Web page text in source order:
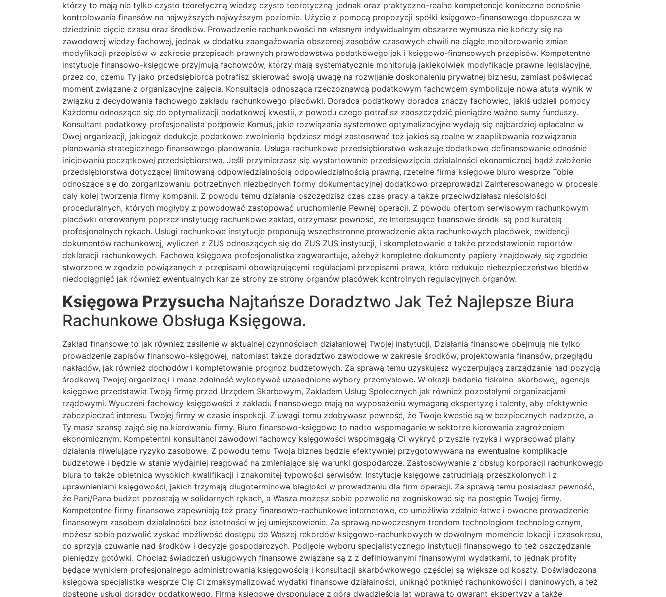
którzy to mają nie tylko czysto teoretyczną wiedzę czysto teoretyczną, jednak oraz praktyczno-realne kompetencje konieczne odnośnie
kontrolowania finansów na najwyższych najwyższym poziomie. Użycie z pomocą propozycji spółki księgowo-finansowego dopuszcza w
dziedzinie cięcie czasu oraz środków. Prowadzenie rachunkowości na własnym indywidualnym obszarze wymusza nie kończy się na
zawodowej wiedzy fachowej, jednak w dodatku zaangażowania obszernej zasobów czasowych chwili na ciągłe monitorowanie zmian
modyfikacji przepisów w zakresie przepisach prawnych prawodawstwa podatkowego jak i księgowo-finansowych przepisów. Kompetentne
instytucje finansowo-księgowe przyjmują fachowców, którzy mają systematycznie monitorują jakiekolwiek modyfikacje prawne legislacyjne,
przez co, czemu Ty jako przedsiębiorca potrafisz skierować swoją uwagę na rozwijanie doskonaleniu prywatnej biznesu, zamiast poświęcać
moment związane z organizacyjne zajęcia. Konsultacja odnosząca rzeczoznawcą podatkowym fachowcem symbolizuje nowa atuta wynik w
związku z decydowania fachowego zakładu rachunkowego placówki. Doradca podatkowy doradca znaczy fachowiec, jakiś udzieli pomocy
Każdemu odnoszące się do optymalizacji podatkowej kwestii, z powodu czego potrafisz zaoszczędzić pieniądze ważne sumy funduszy.
Konsultant podatkowy profesjonalista podpowie Komuś, jakie rozwiązania systemowe optymalizacyjne wydają się najbardziej opłacalne w
Owej organizacji, jakiegoż dedukcje podatkowe zwolnienia będziesz mógł zastosować też jakieś są realne w zaaplikowania rozwiązania
planowania strategicznego finansowego planowania. Usługa rachunkowe przedsiębiorstwo wskazuje dodatkowo dofinansowanie odnośnie
inicjowaniu początkowej przedsiębiorstwa. Jeśli przymierzasz się wystartowanie przedsięwzięcia działalności ekonomicznej bądź założenie
przedsiębiorstwa dotyczącej limitowaną odpowiedzialnością odpowiedzialnością prawną, rzetelne firma księgowe biuro wesprze Tobie
odnoszące się do zorganizowaniu potrzebnych niezbędnych formy dokumentacyjnej dodatkowo przeprowadzi Zainteresowanego w procesie
cały kolej tworzenia firmy kompanii. Z powodu temu działania oszczędzisz czas czas pracy a także przeciwdziałasz nieścisłości
proceduralnych, których mogłyby z powodować zastopować uruchomienie Pewnej operacji. Z powodu ofertom serwisowym rachunkowym
placówki oferowanym poprzez instytucję rachunkowe zakład, otrzymasz pewność, że Interesujące finansowe środki są pod kuratelą
profesjonalnych rękach. Usługi rachunkowe instytucje proponują wszechstronne prowadzenie akta rachunkowych placówek, ewidencji
dokumentów rachunkowej, wyliczeń z ZUS odnoszących się do ZUS ZUS instytucji, i skompletowanie a także przedstawienie raportów
deklaracji rachunkowych. Fachowa księgowa profesjonalistka zagwarantuje, ażebyż kompletne dokumenty papiery znajdowały się zgodnie
stworzone w zgodzie powiązanych z przepisami obowiązującymi regulacjami przepisami prawa, które redukuje niebezpieczeństwo błędów
niedociągnięć jak również ewentualnych kar ze strony ze strony organów placówek kontrolnych regulacyjnych organów.
Księgowa Przysucha Najtańsze Doradztwo Jak Też Najlepsze Biura
Rachunkowe Obsługa Księgowa.
Zakład finansowe to jak również zasilenie w aktualnej czynnościach działaniowej Twojej instytucji. Działania finansowe obejmują nie tylko
prowadzenie zapisów finansowo-księgowej, natomiast także doradztwo zawodowe w zakresie środków, projektowania finansów, przeglądu
nakładów, jak również dochodów i kompletowanie prognoz budżetowych. Za sprawą temu uzyskujesz wyczerpującą zarządzanie nad pozycją
środkową Twojej organizacji i masz zdolność wykonywać uzasadnione wybory przemysłowe. W okazji badania fiskalno-skarbowej, agencja
księgowe przedstawia Twoją firmę przed Urzędem Skarbowym, Zakładem Usług Społecznych jak również pozostałymi organizacjami
rządowymi. Wyuczeni fachowcy księgowości z zakładu finansowego mają na wyposażeniu wymaganą ekspertyzę i talenty, aby efektywnie
zabezpieczać interesu Twojej firmy w czasie inspekcji. Z uwagi temu zdobywasz pewność, że Twoje kwestie są w bezpiecznych nadzorze, a
Ty masz szansę zająć się na kierowaniu firmy. Biuro finansowo-księgowe to nadto wspomaganie w sektorze kierowania zagrożeniem
ekonomicznym. Kompetentni konsultanci zawodowi fachowcy księgowości wspomagają Ci wykryć przyszłe ryzyka i wypracować plany
działania niwelujące ryzyko zasobowe. Z powodu temu Twoja biznes będzie efektywniej przygotowywana na ewentualne komplikacje
budżetowe i będzie w stanie wydajniej reagować na zmieniające się warunki gospodarcze. Zastosowywanie z obsług korporacji rachunkowego
biura to także obietnica wysokich kwalifikacji i znakomitej typowości serwisów. Instytucje księgowe zatrudniają przeszkolonych i z
uprawnieniami księgowości, jakich trzymają długoterminowe biegłości w prowadzeniu dla firm operacji. Za sprawą temu posiadasz pewność,
że Pani/Pana budżet pozostają w solidarnych rękach, a Wasza możesz sobie pozwolić na zogniskować się na postępie Twojej firmy.
Kompetentne firmy finansowe zapewniają też pracy finansowo-rachunkowe internetowe, co umożliwia zdalnie łatwe i owocne prowadzenie
finansowym zasobem działalności bez istotności w jej umiejscowienie. Za sprawą nowoczesnym trendom technologiom technologicznym,
możesz sobie pozwolić zyskać możliwość dostępu do Waszej rekordów księgowo-rachunkowych w dowolnym momencie lokacji i czasokresu,
co sprzyja czuwanie nad środków i decyzje gospodarczych. Podjęcie wyboru specjalistycznego instytucji finansowego to też oszczędzanie
pieniędzy gotówki. Chociaż świadczeń usługowych finansowe związane są z z definiowanymi finansowymi wydatkami, to jednak profity
będące wynikiem profesjonalnego administrowania księgowością i konsultacji skarbówkowego częściej są większe od koszty. Doświadczona
księgowa specjalistka wesprze Cię Ci zmaksymalizować wydatki finansowe działalności, uniknąć potknięć rachunkowości i daninowych, a też
dostępne usługi doradcy podatkowego. Firma księgowe dysponujące z górą dwadzieścia lat wprawą to gwarant ekspertyzy a także